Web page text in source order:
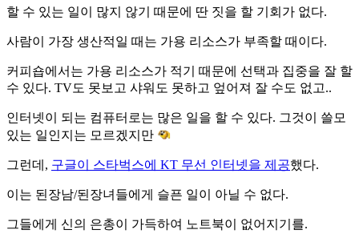
할 수 있는 일이 많지 않기 때문에 딴 짓을 할 기회가 없다.
사람이 가장 생산적일 때는 가용 리소스가 부족할 때이다.
커피숍에서는 가용 리소스가 적기 때문에 선택과 집중을 잘 할
수 있다. TV도 못보고 샤워도 못하고 엎어져 잘 수도 없고..
인터넷이 되는 컴퓨터로는 많은 일을 할 수 있다. 그것이 쓸모
있는 일인지는 모르겠지만
그런데, 구글이 스타벅스에 KT 무선 인터넷을 제공했다.
이는 된장남/된장녀들에게 슬픈 일이 아닐 수 없다.
그들에게 신의 은총이 가득하여 노트북이 없어지기를.